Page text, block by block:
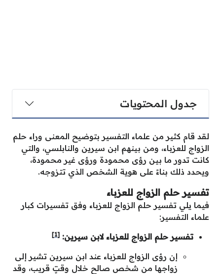
جدول المحتويات
لقد قام كثير من علماء التفسير بتوضيح المعنى وراء حلم
الزواج للعزباء، ومن بينهم ابن سيرين والنابلسي، والتي
كانت تدور ما بين رؤى محمودة ورؤى غير محمودة،
ويحدد ذلك بناءً على هوية الشخص الذي تتزوجه.
تفسير حلم الزواج للعزباء
فيما يلي تفسير حلم الزواج للعزباء وفق تفسيرات كبار
علماء التفسير:
تفسير حلم الزواج للعزباء لابن سيرين: [1]
إن رؤى الزواج للعزباء عند ابن سيرين تشير إلى
زواجها من شخص صالح خلال وقتٍ قريب، وقد